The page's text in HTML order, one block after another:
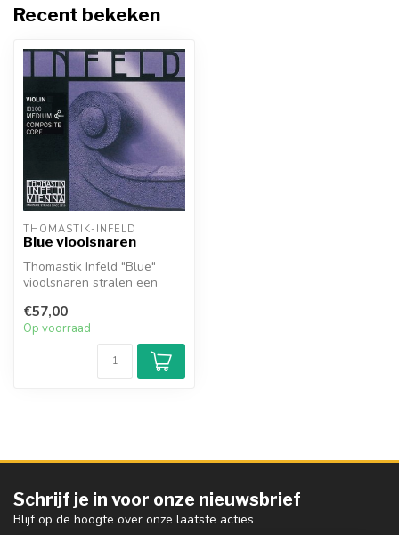
Recent bekeken
THOMASTIK-INFELD
Blue vioolsnaren
Thomastik Infeld "Blue"
vioolsnaren stralen een
uit...
€57,00
Op voorraad
Schrijf je in voor onze nieuwsbrief
Blijf op de hoogte over onze laatste acties